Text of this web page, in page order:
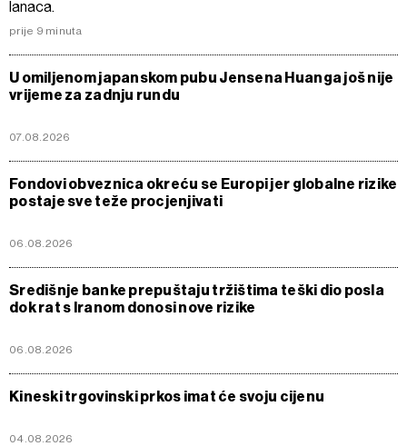
lanaca.
prije 9 minuta
U omiljenom japanskom pubu Jensena Huanga još nije
vrijeme za zadnju rundu
07.08.2026
Fondovi obveznica okreću se Europi jer globalne rizike
postaje sve teže procjenjivati
06.08.2026
Središnje banke prepuštaju tržištima teški dio posla
dok rat s Iranom donosi nove rizike
06.08.2026
Kineski trgovinski prkos imat će svoju cijenu
04.08.2026